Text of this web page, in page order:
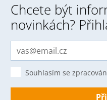
Chcete být
novinkách?
Souhlasím se